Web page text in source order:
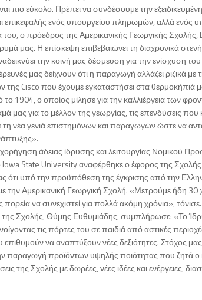
πιο εύκολο. Πρέπει να συνδέσουμε την
επικεφαλής ενός υπουργείου πληρωμών, αλλά ενός
ο πρόεδρος της Αμερικανικής Γεωργικής Σχολής,
μας. Η επίσκεψη επιβεβαιώνει τη διαχρονικά
την κοινή μας δέσμευση για την ενίσχυση
έρευνές μας δείχνουν ότι η παραγωγή αλλάζει
Cisco που έχουμε εγκαταστήσει στα
1904, ο οποίος μίλησε για την καλλιέργεια των
μας για το μέλλον της γεωργίας, τις επενδύσεις που
νέα γενιά επιστημόνων και παραγωγών ώστε να
χορήγηση άδειας ίδρυσης και λειτουργίας
State University αναφέρθηκε ο έφορος της
ότι υπό την προϋπόθεση της έγκρισης από την
την Αμερικανική Γεωργική Σχολή. «Μετρούμε ήδη
να συνεχιστεί για πολλά ακόμη χρόνια», τόνισε.
Σχολής, Θύμης Ευθυμιάδης, συμπλήρωσε: «Το
τις πόρτες του σε παιδιά από αστικές
να αναπτύξουν νέες δεξιότητες. Στόχος
παραγωγή προϊόντων υψηλής ποιότητας που ζητά
της Σχολής με δωρέες, νέες ιδέες και ενέργειες,